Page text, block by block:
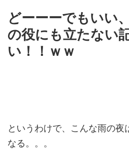
どーーーでもいい
の役にも立たない
い！！ｗｗ
というわけで、こんな雨の夜
なる。。。